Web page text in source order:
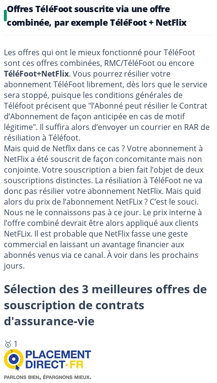
Offres TéléFoot souscrite via une offre
combinée, par exemple TéléFoot + NetFlix
Les offres qui ont le mieux fonctionné pour TéléFoot
sont ces offres combinées, RMC/TéléFoot ou encore
TéléFoot+NetFlix. Vous pourrez résilier votre
abonnement TéléFoot librement, dès lors que le service
sera stoppé, puisque les conditions générales de
Téléfoot précisent que "l’Abonné peut résilier le Contrat
d’Abonnement de façon anticipée en cas de motif
légitime". Il suffira alors d’envoyer un courrier en RAR de
résiliation à Téléfoot.
Mais quid de Netflix dans ce cas ? Votre abonnement à
NetFlix a été souscrit de façon concomitante mais non
conjointe. Votre souscription a bien fait l’objet de deux
souscriptions distinctes. La résiliation à TéléFoot ne va
donc pas résilier votre abonnement NetFlix. Mais quid
alors du prix de l’abonnement NetFLix ? C’est le souci.
Nous ne le connaissons pas à ce jour. Le prix interne à
l’offre combiné devrait être alors appliqué aux clients
NetFLix. Il est probable que NetFlix fasse une geste
commercial en laissant un avantage financier aux
abonnés venus via ce canal. À voir dans les prochains
jours.
Sélection des 3 meilleures offres de
souscription de contrats
d'assurance-vie
🥇 1